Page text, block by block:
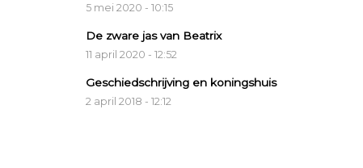
5 mei 2020 - 10:15
De zware jas van Beatrix
11 april 2020 - 12:52
Geschiedschrijving en koningshuis
2 april 2018 - 12:12